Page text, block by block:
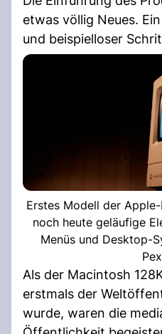
etwas völlig Neues.
und beispielloser
Erstes Modell der
noch heute geläufige
Menüs und Desktop-
Als der Macintosh
erstmals der
wurde, waren die